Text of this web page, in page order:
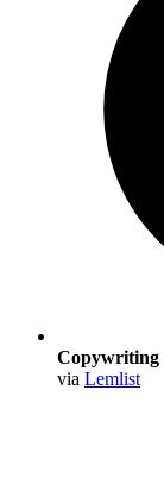
Copywriting
via Lemlist